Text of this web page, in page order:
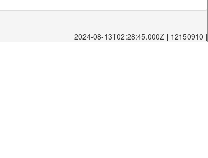
2024-08-13T02:28:45.000Z [ 12150910 ]